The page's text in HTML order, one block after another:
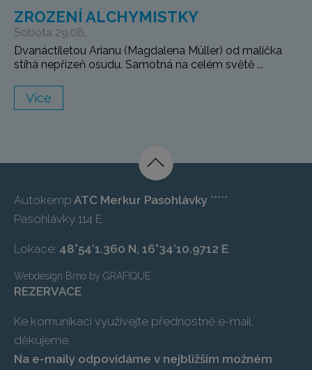
ZROZENÍ ALCHYMISTKY
Sobota 29.08.
Dvanáctiletou Arianu (Magdalena Müller) od malička
stíhá nepřízeň osudu. Samotná na celém světě ...
Více
Autokemp ATC Merkur Pasohlávky *****
Pasohlávky 114 E
Lokace: 48°54’1.360 N, 16°34’10.9712 E
Webdesign Brno by GRAFIQUE
REZERVACE
Ke komunikaci využívejte přednostně e-mail,
děkujeme.
Na e-maily odpovídáme v nejbližším možném